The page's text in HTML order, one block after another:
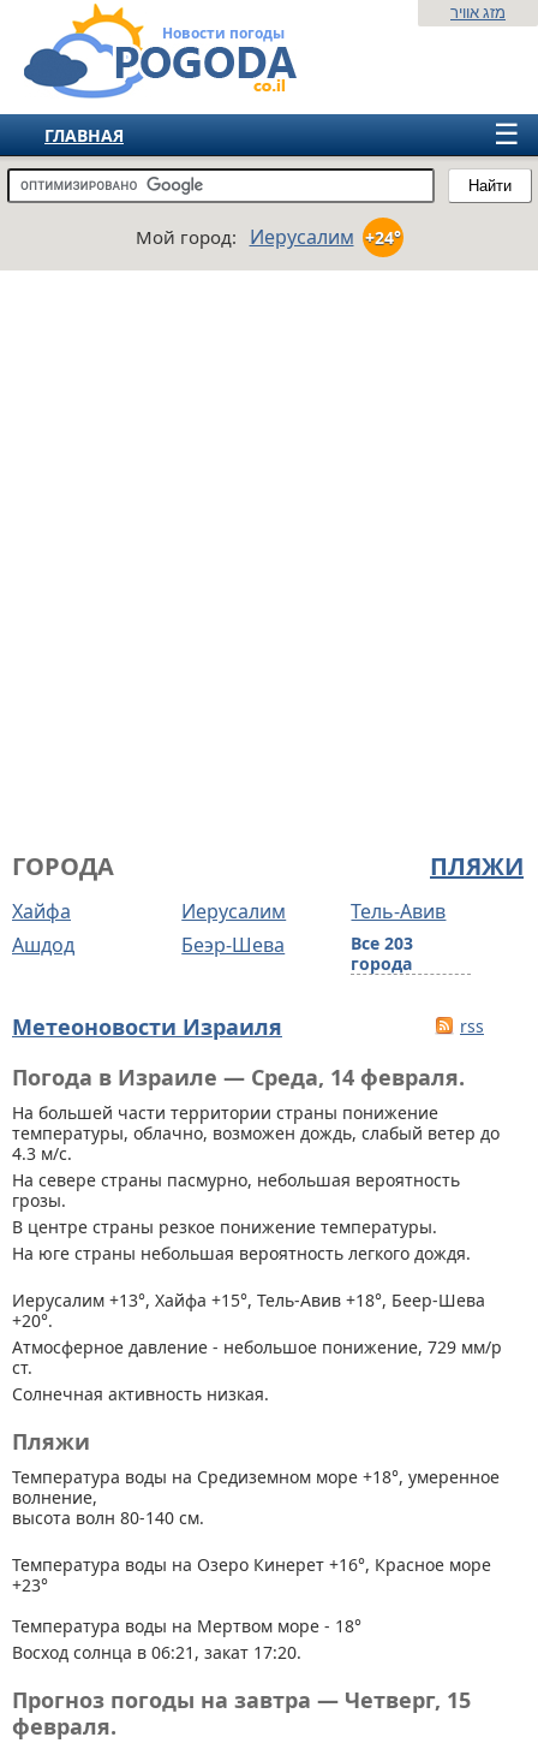
Новости погоды
Найти
מזג אוויר
☰
ГЛАВНАЯ
ИЗРАИЛЬ
ЕВРОПА
Мой город: Иерусалим +24°
ПЛЯЖИ
ГОРОДА
Хайфа Иерусалим
Тель-Авив
Ашдод
Беэр-Шева
Все 203
города
Метеоновости Израиля rss
Погода в Израиле — Среда, 14 февраля.
На большей части территории страны понижение
температуры, облачно, возможен дождь, слабый ветер до
4.3 м/с.
На севере страны пасмурно, небольшая вероятность
грозы.
В центре страны резкое понижение температуры.
На юге страны небольшая вероятность легкого дождя.
Иерусалим +13°, Хайфа +15°, Тель-Авив +18°, Беер-Шева
+20°.
Атмосферное давление - небольшое понижение, 729 мм/р
ст.
Солнечная активность низкая.
Пляжи
Температура воды на Средиземном море +18°, умеренное
волнение,
высота волн 80-140 см.
Температура воды на Озеро Кинерет +16°, Красное море
+23°
Температура воды на Мертвом море - 18°
Восход солнца в 06:21, закат 17:20.
Прогноз погоды на завтра — Четверг, 15
февраля.